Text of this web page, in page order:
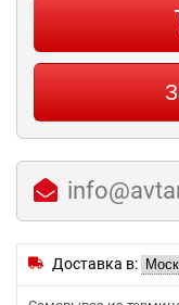
Доставка в: